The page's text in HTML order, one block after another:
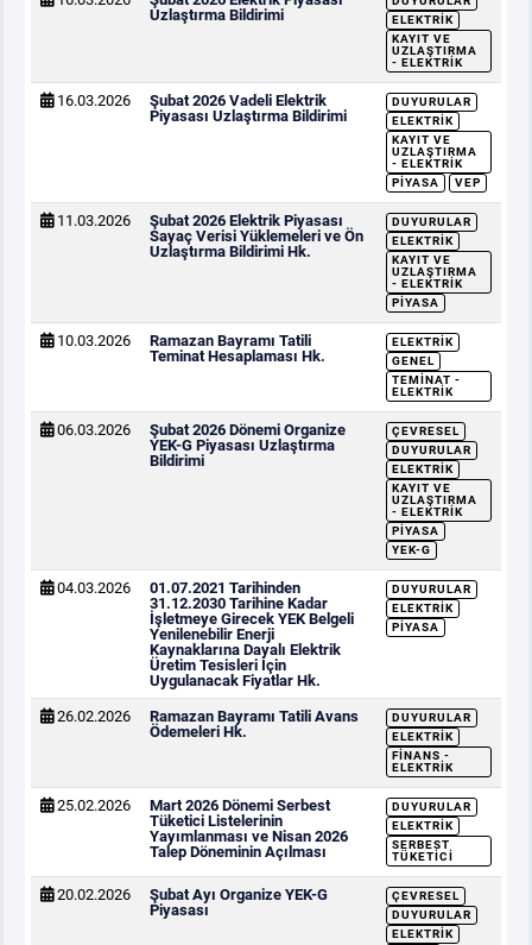
Uzlaştırma Bildirimi
ELEKTRIK
KAYIT VE
UZLAŞTIRMA
- ELEKTRIK
16.03.2026
Şubat 2026 Vadeli Elektrik
Piyasası Uzlaştırma Bildirimi
DUYURULAR
ELEKTRIK
KAYIT VE
UZLAŞTIRMA
- ELEKTRIK
PIYASA
VEP
11.03.2026
Şubat 2026 Elektrik Piyasası
Sayaç Verisi Yüklemeleri ve Ön
Uzlaştırma Bildirimi Hk.
DUYURULAR
ELEKTRIK
KAYIT VE
UZLAŞTIRMA
- ELEKTRIK
PIYASA
10.03.2026
Ramazan Bayramı Tatili
Teminat Hesaplaması Hk.
ELEKTRIK
GENEL
TEMINAT -
ELEKTRIK
06.03.2026
Şubat 2026 Dönemi Organize
YEK-G Piyasası Uzlaştırma
Bildirimi
ÇEVRESEL
DUYURULAR
ELEKTRIK
KAYIT VE
UZLAŞTIRMA
- ELEKTRIK
PIYASA
YEK-G
04.03.2026
01.07.2021 Tarihinden
31.12.2030 Tarihine Kadar
İşletmeye Girecek YEK Belgeli
Yenilenebilir Enerji
Kaynaklarına Dayalı Elektrik
Üretim Tesisleri İçin
Uygulanacak Fiyatlar Hk.
DUYURULAR
ELEKTRIK
PIYASA
26.02.2026
Ramazan Bayramı Tatili Avans
Ödemeleri Hk.
DUYURULAR
ELEKTRIK
FINANS -
ELEKTRIK
25.02.2026
Mart 2026 Dönemi Serbest
Tüketici Listelerinin
Yayımlanması ve Nisan 2026
Talep Döneminin Açılması
DUYURULAR
ELEKTRIK
SERBEST
TÜKETICI
20.02.2026
Şubat Ayı Organize YEK-G
Piyasası
ÇEVRESEL
DUYURULAR
ELEKTRIK